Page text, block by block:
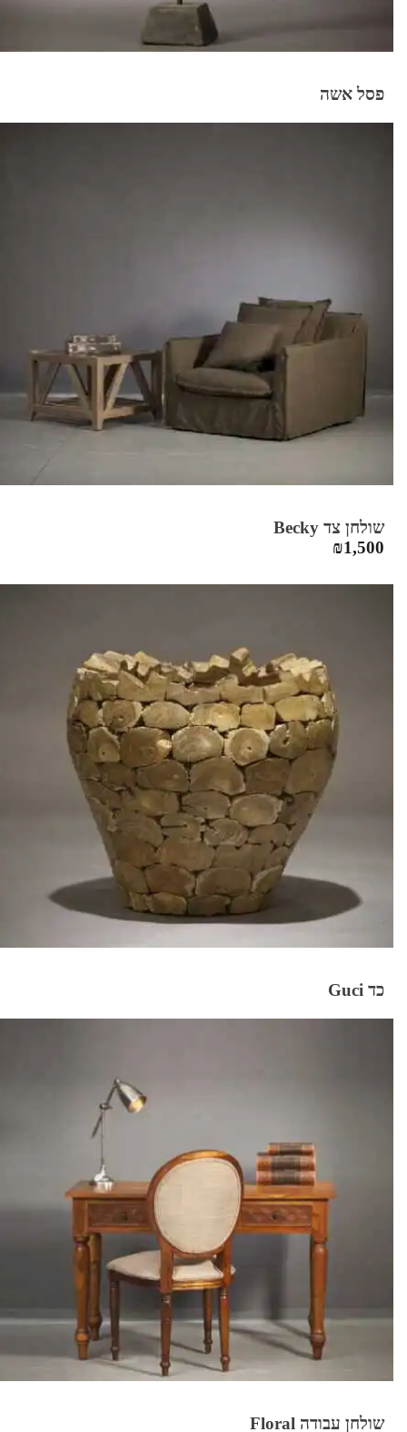
פסל אשה
שולחן צד Becky
₪1,500
כד Guci
שולחן עבודה Floral